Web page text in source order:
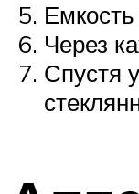
Через
Спустя